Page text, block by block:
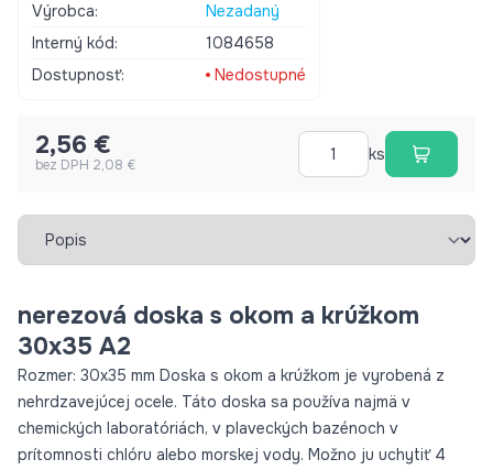
prostredí.
Výrobca:
Nezadaný
Interný kód:
1084658
Dostupnosť:
Nedostupné
2,56 €
bez DPH 2,08 €
ks
Vybrať záložku
nerezová doska s okom a krúžkom
30x35 A2
Rozmer: 30x35 mm Doska s okom a krúžkom je vyrobená z
nehrdzavejúcej ocele. Táto doska sa používa najmä v
chemických laboratóriách, v plaveckých bazénoch v
prítomnosti chlóru alebo morskej vody. Možno ju uchytiť 4